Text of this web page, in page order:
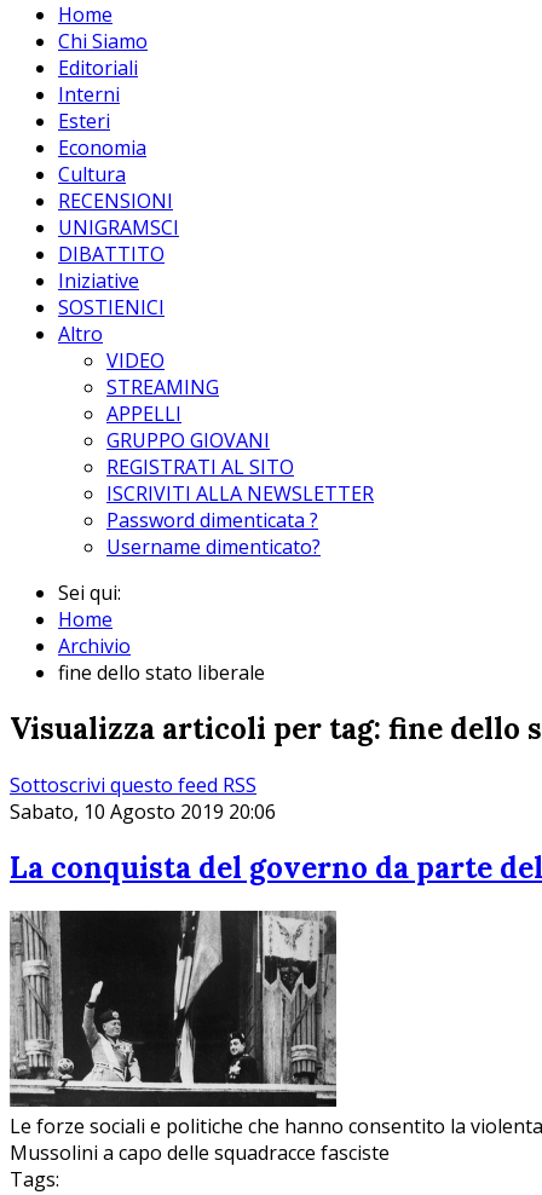
Home
Chi Siamo
Editoriali
Interni
Esteri
Economia
Cultura
RECENSIONI
UNIGRAMSCI
DIBATTITO
Iniziative
SOSTIENICI
Altro
VIDEO
STREAMING
APPELLI
GRUPPO GIOVANI
REGISTRATI AL SITO
ISCRIVITI ALLA NEWSLETTER
Password dimenticata ?
Username dimenticato?
Sei qui:
Home
Archivio
fine dello stato liberale
Visualizza articoli per tag: fine dello
Sottoscrivi questo feed RSS
Sabato, 10 Agosto 2019 20:06
La conquista del governo da parte
Le forze sociali e politiche che hanno consentito la
Mussolini a capo delle squadracce fasciste
Tags: